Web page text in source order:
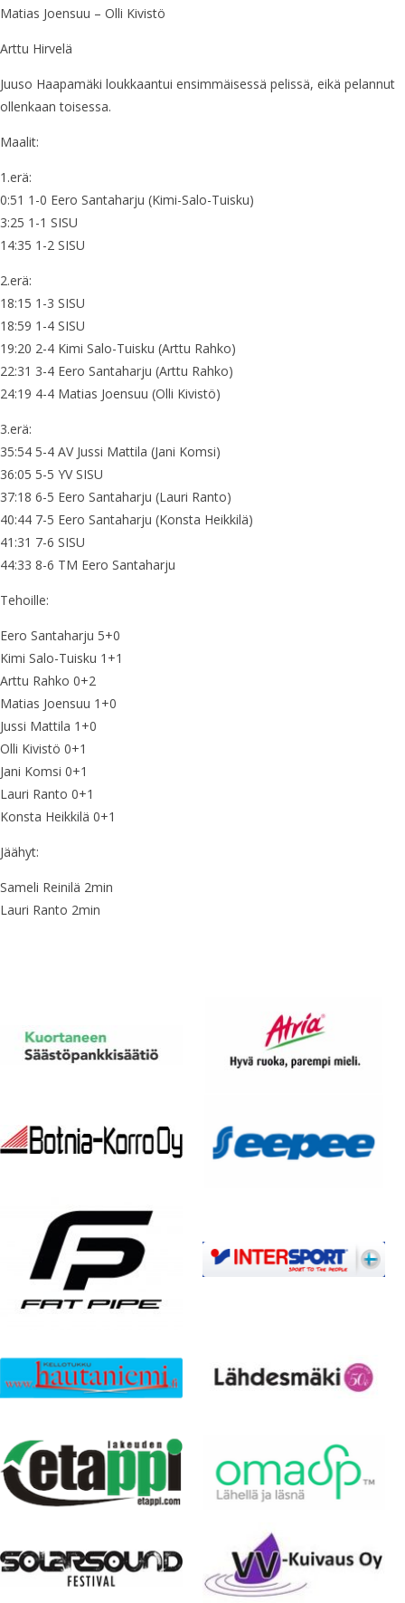
Matias Joensuu – Olli Kivistö
Arttu Hirvelä
Juuso Haapamäki loukkaantui ensimmäisessä pelissä, eikä pelannut
ollenkaan toisessa.
Maalit:
1.erä:
0:51 1-0 Eero Santaharju (Kimi-Salo-Tuisku)
3:25 1-1 SISU
14:35 1-2 SISU
2.erä:
18:15 1-3 SISU
18:59 1-4 SISU
19:20 2-4 Kimi Salo-Tuisku (Arttu Rahko)
22:31 3-4 Eero Santaharju (Arttu Rahko)
24:19 4-4 Matias Joensuu (Olli Kivistö)
3.erä:
35:54 5-4 AV Jussi Mattila (Jani Komsi)
36:05 5-5 YV SISU
37:18 6-5 Eero Santaharju (Lauri Ranto)
40:44 7-5 Eero Santaharju (Konsta Heikkilä)
41:31 7-6 SISU
44:33 8-6 TM Eero Santaharju
Tehoille:
Eero Santaharju 5+0
Kimi Salo-Tuisku 1+1
Arttu Rahko 0+2
Matias Joensuu 1+0
Jussi Mattila 1+0
Olli Kivistö 0+1
Jani Komsi 0+1
Lauri Ranto 0+1
Konsta Heikkilä 0+1
Jäähyt:
Sameli Reinilä 2min
Lauri Ranto 2min